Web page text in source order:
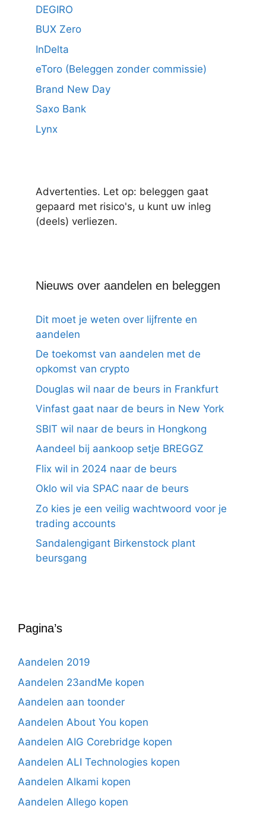
DEGIRO
BUX Zero
InDelta
eToro (Beleggen zonder commissie)
Brand New Day
Saxo Bank
Lynx
Advertenties. Let op: beleggen gaat
gepaard met risico's, u kunt uw inleg
(deels) verliezen.
Nieuws over aandelen en beleggen
Dit moet je weten over lijfrente en
aandelen
De toekomst van aandelen met de
opkomst van crypto
Douglas wil naar de beurs in Frankfurt
Vinfast gaat naar de beurs in New York
SBIT wil naar de beurs in Hongkong
Aandeel bij aankoop setje BREGGZ
Flix wil in 2024 naar de beurs
Oklo wil via SPAC naar de beurs
Zo kies je een veilig wachtwoord voor je
trading accounts
Sandalengigant Birkenstock plant
beursgang
Pagina’s
Aandelen 2019
Aandelen 23andMe kopen
Aandelen aan toonder
Aandelen About You kopen
Aandelen AIG Corebridge kopen
Aandelen ALI Technologies kopen
Aandelen Alkami kopen
Aandelen Allego kopen